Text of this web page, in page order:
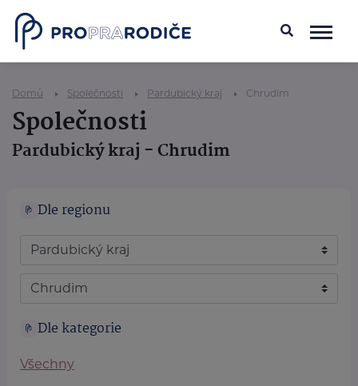
Domů Společnosti Pardubický kraj Chrudim
Společnosti
Pardubický kraj - Chrudim
Dle regionu
Dle kategorie
Všechny